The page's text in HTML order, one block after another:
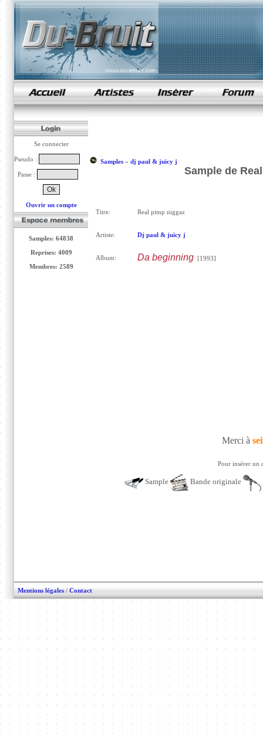
samples de rap
Se connecter
Pseudo :
Passe :
Ouvrir un compte
Samples: 64838
Reprises: 4009
Membres: 2589
Samples» dj paul & juicy j
Sample de
Titre: Real pimp niggaz
Artiste: Dj paul & juicy j
Album: Da beginning[1993]
Merci à
Pour insérer un
Sample Bande originale
Mentions légales / Contact